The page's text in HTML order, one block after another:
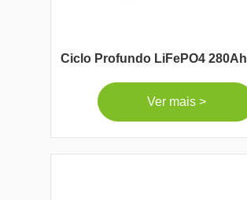
Ciclo Profundo LiFePO4
Ver mais >